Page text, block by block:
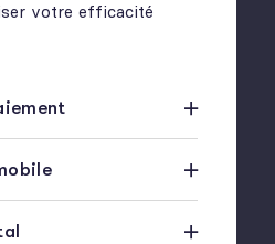
votre efficacité